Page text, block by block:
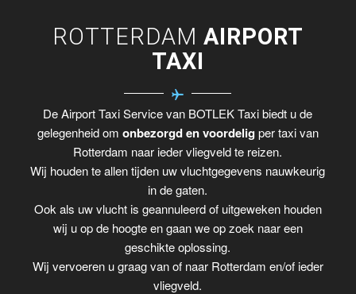
ROTTERDAM AIRPORT
TAXI
De Airport Taxi Service van BOTLEK Taxi biedt u de
gelegenheid om onbezorgd en voordelig per taxi van
Rotterdam naar ieder vliegveld te reizen.
Wij houden te allen tijden uw vluchtgegevens nauwkeurig
in de gaten.
Ook als uw vlucht is geannuleerd of uitgeweken houden
wij u op de hoogte en gaan we op zoek naar een
geschikte oplossing.
Wij vervoeren u graag van of naar Rotterdam en/of ieder
vliegveld.